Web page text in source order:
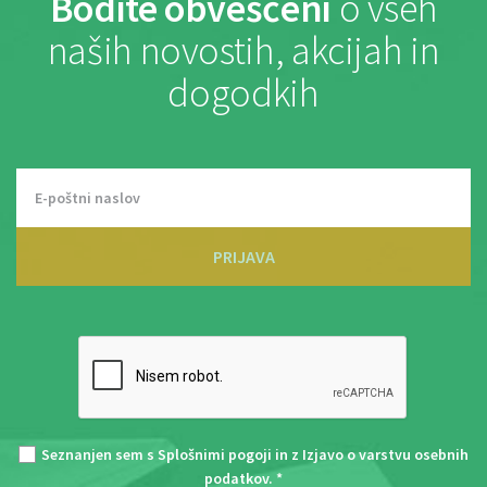
naših novostih, akcijah in
dogodkih
PRIJAVA
Seznanjen sem s Splošnimi pogoji in z Izjavo o varstvu osebnih
podatkov. *